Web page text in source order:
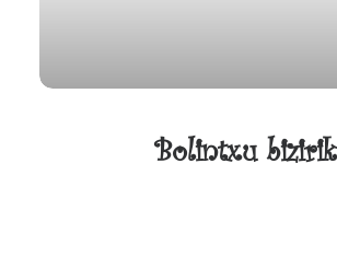
Bolintxu bizirik